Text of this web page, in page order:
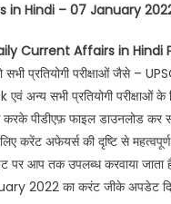
in Hindi – 07 January
Current Affairs in Hindi
सभी प्रतियोगी परीक्षाओं
सभी प्रतियोगी परीक्षाओं के
करके पीडीएफ़ फाइल डाउनलोड
लिए करेंट अफेयर्स की दृष्टि से
पर आप तक उपलब्ध करवाया जाता
2022 का करंट जीके अपडेट